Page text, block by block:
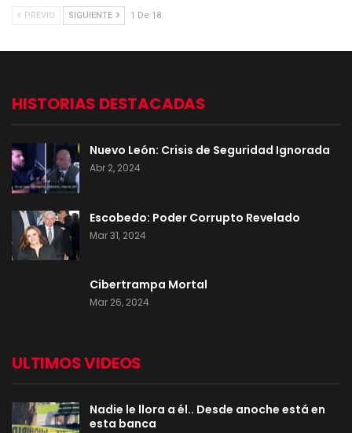
PREVIO SIGUIENTE 1 De 18
HISTORIAS DESTACADAS
Nuevo León: Crisis de Seguridad Ignorada
Abr 2, 2024
Escobedo: Poder Corrupto Revelado
Mar 31, 2024
Cibertrampa Mortal
Mar 26, 2024
ULTIMOS VIDEOS
Nadie le llora a él.. Desde anoche está en
esta banca